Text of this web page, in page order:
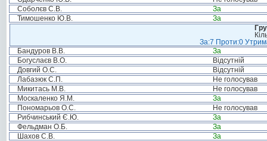
Соболєв С.В.
За
Тимошенко Ю.В.
За
За:7 Проти:0
Бандуров В.В.
За
Богуслаєв В.О.
Відсутній
Довгий О.С.
Відсутній
Лабазюк С.П.
Не голосував
Микитась М.В.
Не голосував
Москаленко Я.М.
За
Пономарьов О.С.
Не голосував
Рибчинський Є.Ю.
За
Фельдман О.Б.
За
Шахов С.В.
За